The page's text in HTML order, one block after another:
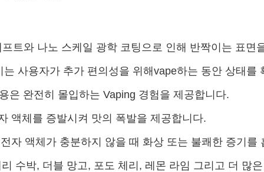
트와 나노 스케일 광학 코팅으로 인해 반짝이는 표면
사용자가 추가 편의성을 위해vape하는 동안 상태를
은 완전히 몰입하는 Vaping 경험을 제공합니다.
액체를 증발시켜 맛의 폭발을 제공합니다.
자 액체가 충분하지 않을 때 화상 또는 불쾌한 증기를
수박, 더블 망고, 포도 체리, 레몬 라임 그리고 더 많